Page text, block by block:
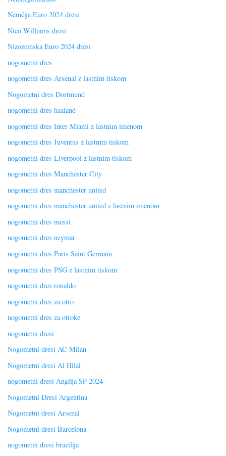
Nemčija Euro 2024 dresi
Nico Williams dresi
Nizozemska Euro 2024 dresi
nogometni dres
nogometni dres Arsenal z lastnim tiskom
Nogometni dres Dortmund
nogometni dres haaland
nogometni dres Inter Miami z lastnim imenom
nogometni dres Juventus z lastnim tiskom
nogometni dres Liverpool z lastnim tiskom
nogometni dres Manchester City
nogometni dres manchester united
nogometni dres manchester united z lastnim imenom
nogometni dres messi
nogometni dres neymar
nogometni dres Paris Saint Germain
nogometni dres PSG z lastnim tiskom
nogometni dres ronaldo
nogometni dres za otro
nogometni dres za otroke
nogometni dresi
Nogometni dresi AC Milan
Nogometni dresi Al Hilal
nogometni dresi Anglija SP 2024
Nogometni Dresi Argentina
Nogometni dresi Arsenal
Nogometni dresi Barcelona
nogometni dresi brazilija